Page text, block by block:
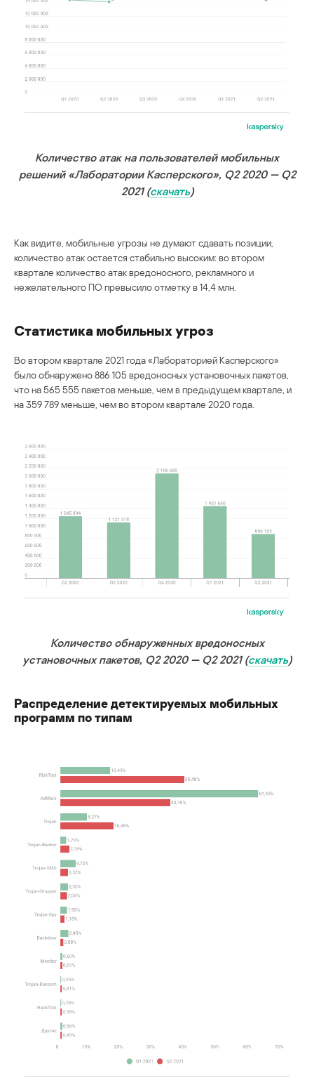
Количество атак на пользователей мобильных
решений «Лаборатории Касперского», Q2 2020 — Q2
2021 (скачать)
Как видите, мобильные угрозы не думают сдавать позиции,
количество атак остается стабильно высоким: во втором
квартале количество атак вредоносного, рекламного и
нежелательного ПО превысило отметку в 14,4 млн.
Статистика мобильных угроз
Во втором квартале 2021 года «Лабораторией Касперского»
было обнаружено 886 105 вредоносных установочных пакетов,
что на 565 555 пакетов меньше, чем в предыдущем квартале, и
на 359 789 меньше, чем во втором квартале 2020 года.
Количество обнаруженных вредоносных
установочных пакетов, Q2 2020 — Q2 2021 (скачать)
Распределение детектируемых мобильных
программ по типам